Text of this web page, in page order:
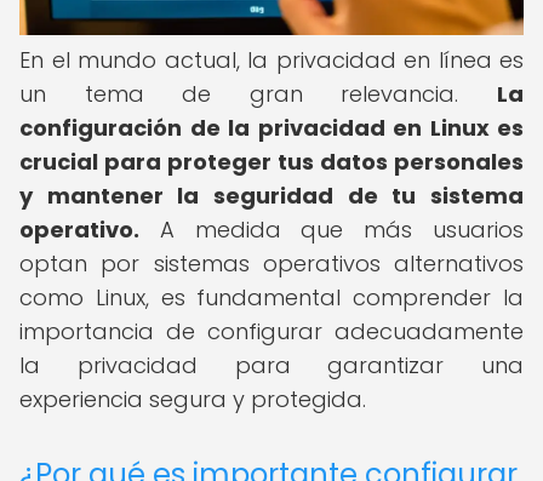
En el mundo actual, la privacidad en línea es
un tema de gran relevancia. La
configuración de la privacidad en Linux es
crucial para proteger tus datos personales
y mantener la seguridad de tu sistema
operativo. A medida que más usuarios
optan por sistemas operativos alternativos
como Linux, es fundamental comprender la
importancia de configurar adecuadamente
la privacidad para garantizar una
experiencia segura y protegida.